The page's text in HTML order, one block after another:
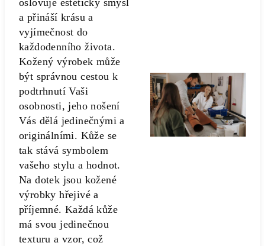
oslovuje estetický smysl
a přináší krásu a
vyjímečnost do
každodenního života.
Kožený výrobek může
být správnou cestou k
podtrhnutí Vaši
osobnosti, jeho nošení
Vás dělá jedinečnými a
originálními. Kůže se
tak stává symbolem
vašeho stylu a hodnot.
Na dotek jsou kožené
výrobky hřejivé a
příjemné. Každá kůže
má svou jedinečnou
texturu a vzor, což